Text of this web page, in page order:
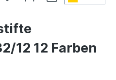
12 12 Farben